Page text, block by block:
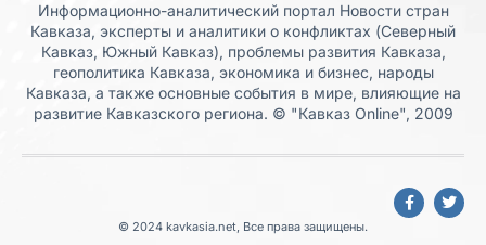
Информационно-аналитический портал Новости стран
Кавказа, эксперты и аналитики о конфликтах (Северный
Кавказ, Южный Кавказ), проблемы развития Кавказа,
геополитика Кавказа, экономика и бизнес, народы
Кавказа, а также основные события в мире, влияющие на
развитие Кавказского региона. © "Кавказ Online", 2009
© 2024 kavkasia.net, Все права защищены.